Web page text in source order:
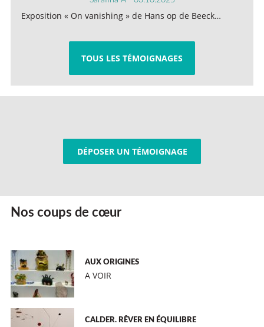
Exposition « On vanishing » de Hans op de Beeck…
TOUS LES TÉMOIGNAGES
DÉPOSER UN TÉMOIGNAGE
Nos coups de cœur
AUX ORIGINES
A VOIR
CALDER. RÊVER EN ÉQUILIBRE